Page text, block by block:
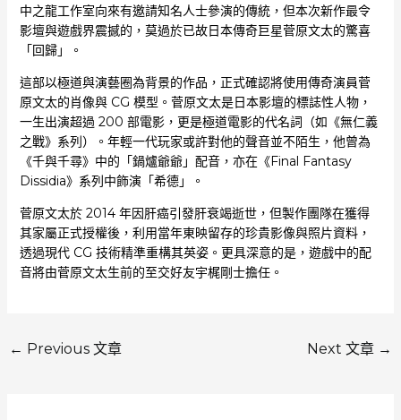
中之龍工作室向來有邀請知名人士參演的傳統，但本次新作最令
影壇與遊戲界震撼的，莫過於已故日本傳奇巨星菅原文太的驚喜
「回歸」。
這部以極道與演藝圈為背景的作品，正式確認將使用傳奇演員菅
原文太的肖像與 CG 模型。菅原文太是日本影壇的標誌性人物，
一生出演超過 200 部電影，更是極道電影的代名詞（如《無仁義
之戰》系列）。年輕一代玩家或許對他的聲音並不陌生，他曾為
《千與千尋》中的「鍋爐爺爺」配音，亦在《Final Fantasy
Dissidia》系列中飾演「希德」。
菅原文太於 2014 年因肝癌引發肝衰竭逝世，但製作團隊在獲得
其家屬正式授權後，利用當年東映留存的珍貴影像與照片資料，
透過現代 CG 技術精準重構其英姿。更具深意的是，遊戲中的配
音將由菅原文太生前的至交好友宇梶剛士擔任。
← Previous 文章 Next 文章 →